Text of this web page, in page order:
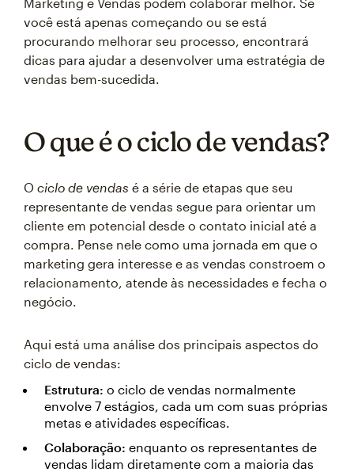
você está apenas começando ou se está
procurando melhorar seu processo, encontrará
dicas para ajudar a desenvolver uma estratégia de
vendas bem-sucedida.
O que é o ciclo de vendas?
O ciclo de vendas é a série de etapas que seu
representante de vendas segue para orientar um
cliente em potencial desde o contato inicial até a
compra. Pense nele como uma jornada em que o
marketing gera interesse e as vendas constroem o
relacionamento, atende às necessidades e fecha o
negócio.
Aqui está uma análise dos principais aspectos do
ciclo de vendas:
Estrutura: o ciclo de vendas normalmente
envolve 7 estágios, cada um com suas próprias
metas e atividades específicas.
Colaboração: enquanto os representantes de
vendas lidam diretamente com a maioria das